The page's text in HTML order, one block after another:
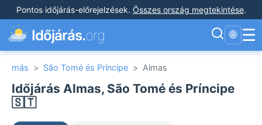
Pontos időjárás-előrejelzések. Összes ország megtekintése.
Időjárás.org 🌐 ☰
más > São Tomé és Príncipe > Almas
Időjárás Almas, São Tomé és Príncipe
🇸🇹